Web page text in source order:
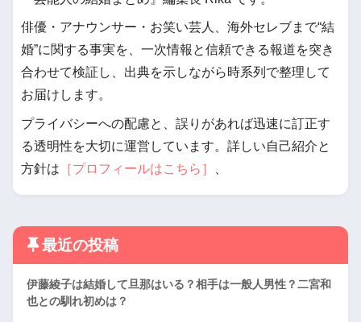
俳優・アナウンサー・お笑い芸人、海外セレブまで“結
婚”に関する事実を、一次情報と信頼できる報道を突き
合わせて検証し、出典を示しながら時系列で整理して
お届けします。
プライバシーへの配慮と、誤りがあれば迅速に訂正す
る透明性を大切に運営しています。詳しい自己紹介と
方針は ［プロフィールはこちら］
最近の投稿
伊藤綾子は結婚して旦那はいる？相手は一般人男性？二宮和
也との馴れ初めは？